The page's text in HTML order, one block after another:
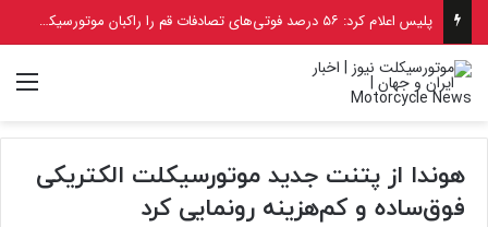
پلیس اعلام کرد: ۵۶ درصد فوتی‌های تصادفات قم را راکبان موتورسیکلت تشکیل می‌دهند
هوندا از پتنت جدید موتورسیکلت الکتریکی
فوق‌ساده و کم‌هزینه رونمایی کرد